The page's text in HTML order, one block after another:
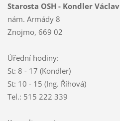
Starosta OSH - Kondler Václav
nám. Armády 8
Znojmo, 669 02
Úřední hodiny:
St: 8 - 17 (Kondler)
St: 10 - 15 (Ing. Říhová)
Tel.: 515 222 339